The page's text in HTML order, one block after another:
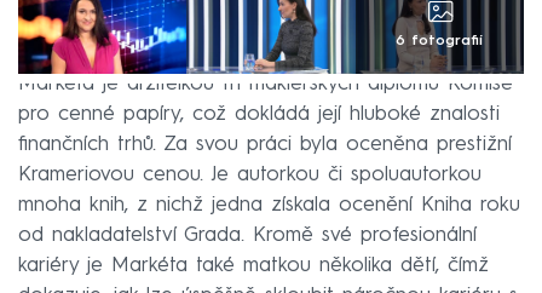
6 fotografií
Markéta je držitelkou tří makléřských diplomů Komise
pro cenné papíry, což dokládá její hluboké znalosti
finančních trhů. Za svou práci byla oceněna prestižní
Krameriovou cenou. Je autorkou či spoluautorkou
mnoha knih, z nichž jedna získala ocenění Kniha roku
od nakladatelství Grada. Kromě své profesionální
kariéry je Markéta také matkou několika dětí, čímž